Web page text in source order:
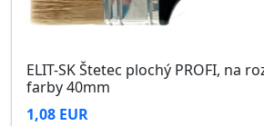
ELIT-SK Štetec plochý PROFI, na
farby 40mm
1,08 EUR